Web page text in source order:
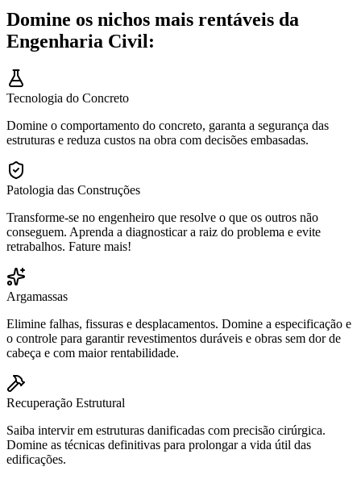
Domine os nichos mais rentáveis da
Engenharia Civil:
Tecnologia do Concreto
Domine o comportamento do concreto, garanta a segurança das
estruturas e reduza custos na obra com decisões embasadas.
Patologia das Construções
Transforme-se no engenheiro que resolve o que os outros não
conseguem. Aprenda a diagnosticar a raiz do problema e evite
retrabalhos. Fature mais!
Argamassas
Elimine falhas, fissuras e desplacamentos. Domine a especificação e
o controle para garantir revestimentos duráveis e obras sem dor de
cabeça e com maior rentabilidade.
Recuperação Estrutural
Saiba intervir em estruturas danificadas com precisão cirúrgica.
Domine as técnicas definitivas para prolongar a vida útil das
edificações.